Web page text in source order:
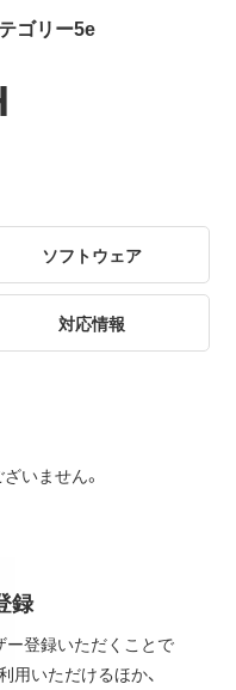
ゴリー5e
ソフトウェア
対応情報
いません。
録
ー登録いただくことで
用いただけるほか、